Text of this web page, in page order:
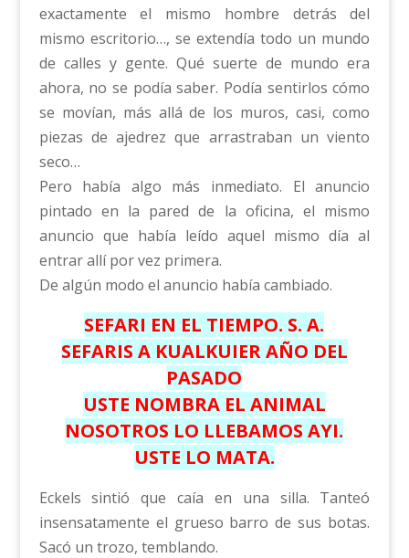
exactamente el mismo hombre detrás del
mismo escritorio…, se extendía todo un mundo
de calles y gente. Qué suerte de mundo era
ahora, no se podía saber. Podía sentirlos cómo
se movían, más allá de los muros, casi, como
piezas de ajedrez que arrastraban un viento
seco…
Pero había algo más inmediato. El anuncio
pintado en la pared de la oficina, el mismo
anuncio que había leído aquel mismo día al
entrar allí por vez primera.
De algún modo el anuncio había cambiado.
SEFARI EN EL TIEMPO. S. A.
SEFARIS A KUALKUIER AÑO DEL
PASADO
USTE NOMBRA EL ANIMAL
NOSOTROS LO LLEBAMOS AYI.
USTE LO MATA.
Eckels sintió que caía en una silla. Tanteó
insensatamente el grueso barro de sus botas.
Sacó un trozo, temblando.